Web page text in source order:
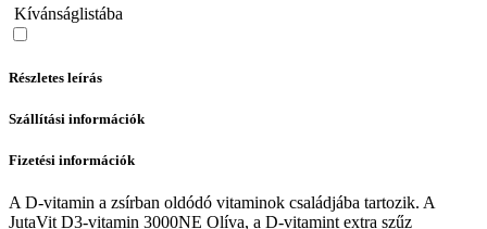
Kívánságlistába
Részletes leírás
Szállítási információk
Fizetési információk
A D-vitamin a zsírban oldódó vitaminok családjába tartozik. A
JutaVit D3-vitamin 3000NE Olíva, a D-vitamint extra szűz